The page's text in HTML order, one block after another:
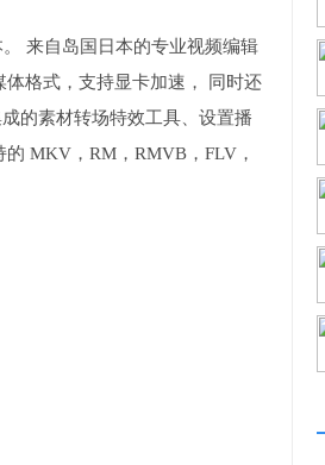
来自岛国日本的专业视频编辑
格式，支持显卡加速， 同时还
的素材转场特效工具、设置播
MKV，RM，RMVB，FLV，